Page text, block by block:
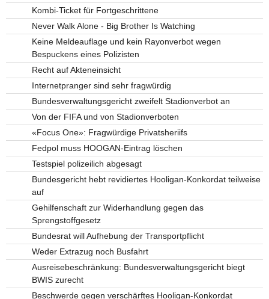
Kombi-Ticket für Fortgeschrittene
Never Walk Alone - Big Brother Is Watching
Keine Meldeauflage und kein Rayonverbot wegen
Bespuckens eines Polizisten
Recht auf Akteneinsicht
Internetpranger sind sehr fragwürdig
Bundesverwaltungsgericht zweifelt Stadionverbot an
Von der FIFA und von Stadionverboten
«Focus One»: Fragwürdige Privatsheriifs
Fedpol muss HOOGAN-Eintrag löschen
Testspiel polizeilich abgesagt
Bundesgericht hebt revidiertes Hooligan-Konkordat teilweise
auf
Gehilfenschaft zur Widerhandlung gegen das
Sprengstoffgesetz
Bundesrat will Aufhebung der Transportpflicht
Weder Extrazug noch Busfahrt
Ausreisebeschränkung: Bundesverwaltungsgericht biegt
BWIS zurecht
Beschwerde gegen verschärftes Hooligan-Konkordat